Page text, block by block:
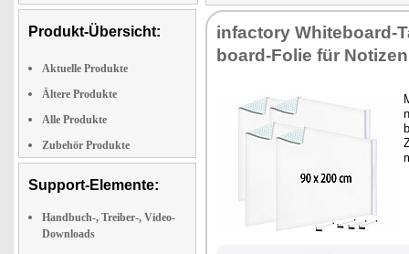
Produkt-Übersicht:
Aktuelle Produkte
Ältere Produkte
Alle Produkte
Zubehör Produkte
Support-Elemente:
Handbuch-, Treiber-, Video-
Downloads
in­fac­to­ry Whi­te­board-
board-Fo­lie für No­ti­zen